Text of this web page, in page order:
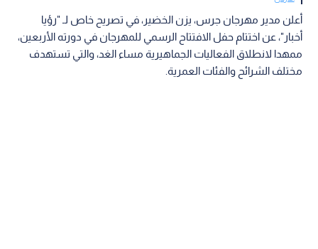
أعلن مدير مهرجان جرس، يزن الخضير، في تصريح خاص لـ "رؤيا
أخبار"، عن اختتام حفل الافتتاح الرسمي للمهرجان في دورته الأربعين،
ممهدا لانطلاق الفعاليات الجماهيرية مساء الغد، والتي تستهدف
مختلف الشرائح والفئات العمرية.